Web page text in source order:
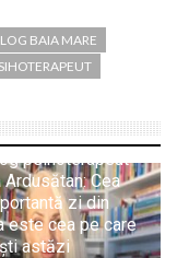
BAIA MARE
psihoterapeut
Cea
zi din
este cea pe care
astăzi